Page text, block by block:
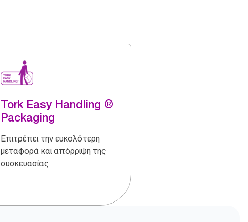
Tork Easy Handling ®
Packaging
Επιτρέπει την ευκολότερη
μεταφορά και απόρριψη της
συσκευασίας